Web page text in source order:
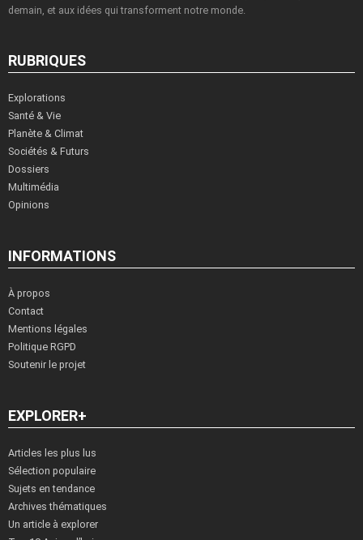
demain, et aux idées qui transforment notre monde.
RUBRIQUES
Explorations
Santé & Vie
Planète & Climat
Sociétés & Futurs
Dossiers
Multimédia
Opinions
INFORMATIONS
À propos
Contact
Mentions légales
Politique RGPD
Soutenir le projet
EXPLORER+
Articles les plus lus
Sélection populaire
Sujets en tendance
Archives thématiques
Un article à explorer